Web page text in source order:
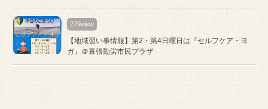
279view
【地域習い事情報】第2・第4日曜日は『セルフケア・ヨ
ガ』＠幕張勤労市民プラザ